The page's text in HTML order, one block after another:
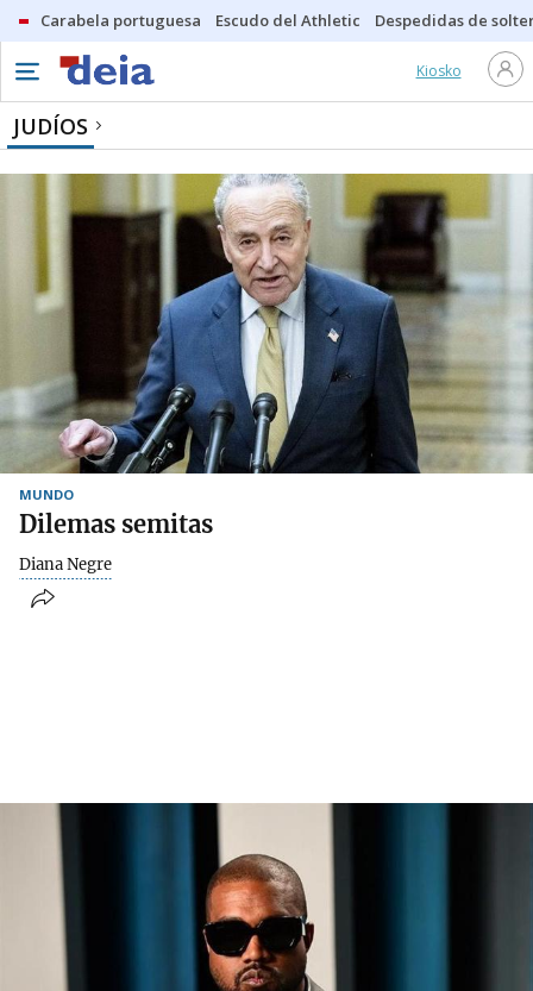
Carabela portuguesa Escudo del Athletic Despedidas de
Kiosko
JUDÍOS
MUNDO
Dilemas semitas
Diana Negre